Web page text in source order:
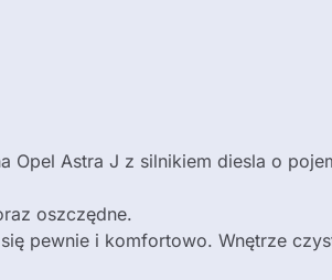
Astra J z silnikiem diesla o
oszczędne.
pewnie i komfortowo. Wnętrze